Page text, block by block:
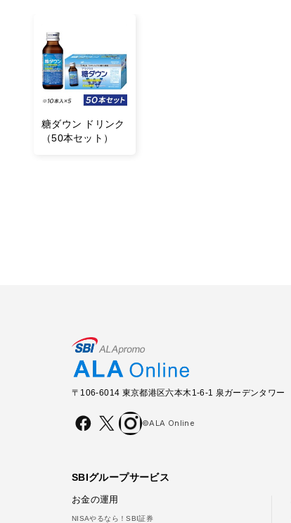
糖ダウン ドリンク
（50本セット）
〒106-6014 東京都港区六本木1-6-1 泉ガーデンタワー
©ALA Online
SBIグループサービス
お金の運用
NISAやるなら！SBI証券